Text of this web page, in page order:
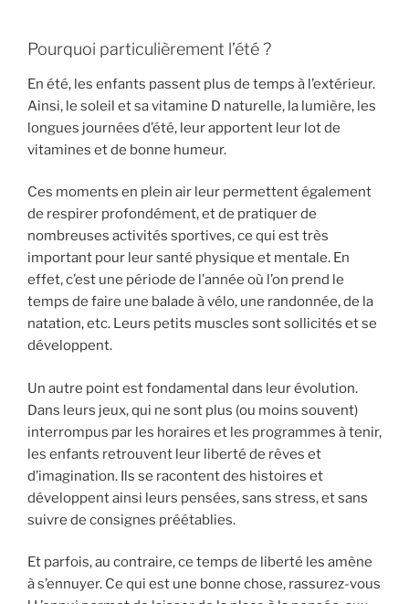
Pourquoi particulièrement l’été ?
En été, les enfants passent plus de temps à l’extérieur.
Ainsi, le soleil et sa vitamine D naturelle, la lumière, les
longues journées d’été, leur apportent leur lot de
vitamines et de bonne humeur.
Ces moments en plein air leur permettent également
de respirer profondément, et de pratiquer de
nombreuses activités sportives, ce qui est très
important pour leur santé physique et mentale. En
effet, c’est une période de l’année où l’on prend le
temps de faire une balade à vélo, une randonnée, de la
natation, etc. Leurs petits muscles sont sollicités et se
développent.
Un autre point est fondamental dans leur évolution.
Dans leurs jeux, qui ne sont plus (ou moins souvent)
interrompus par les horaires et les programmes à tenir,
les enfants retrouvent leur liberté de rêves et
d’imagination. Ils se racontent des histoires et
développent ainsi leurs pensées, sans stress, et sans
suivre de consignes préétablies.
Et parfois, au contraire, ce temps de liberté les amène
à s’ennuyer. Ce qui est une bonne chose, rassurez-vous